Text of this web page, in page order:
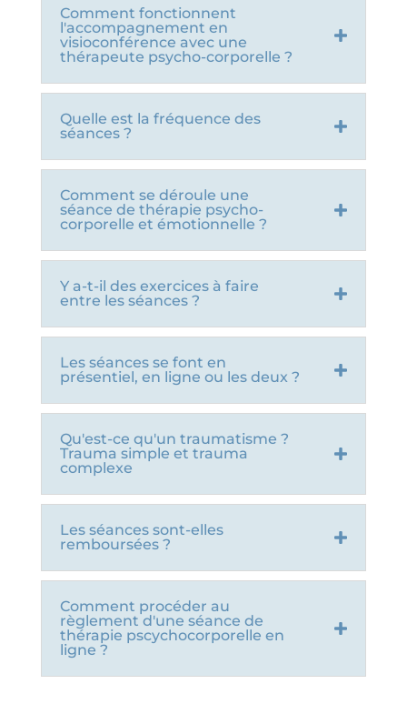
Comment fonctionnent
l'accompagnement en
visioconférence avec une
thérapeute psycho-corporelle ?
Quelle est la fréquence des
séances ?
Comment se déroule une
séance de thérapie psycho-
corporelle et émotionnelle ?
Y a-t-il des exercices à faire
entre les séances ?
Les séances se font en
présentiel, en ligne ou les deux ?
Qu'est-ce qu'un traumatisme ?
Trauma simple et trauma
complexe
Les séances sont-elles
remboursées ?
Comment procéder au
règlement d'une séance de
thérapie pscychocorporelle en
ligne ?